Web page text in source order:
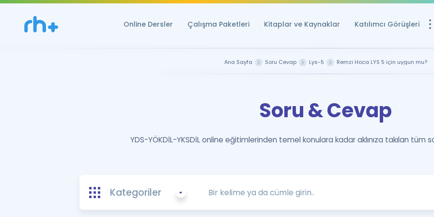
Online Dersler Çalışma Paketleri Kitaplar ve Kaynaklar Katılımcı Görüşleri
Ücretsiz
YDS ve YÖKDİL
YDS ve YÖKDİL
Tüm ÖSYM
Ana Sayfa Soru Cevap Lys-5 Remzi Hoca LYS 5 için uygun mu?
Soru & Cevap
YDS-YÖKDİL-YKSDİL online eğitimlerinden temel konulara kadar aklınıza takılan tüm
Kategoriler